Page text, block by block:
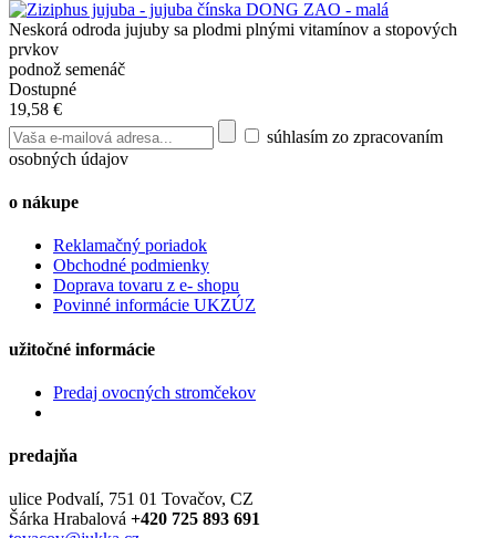
Neskorá odroda jujuby sa plodmi plnými vitamínov a stopových
prvkov
podnož semenáč
Dostupné
19,58 €
súhlasím zo zpracovaním
osobných údajov
o nákupe
Reklamačný poriadok
Obchodné podmienky
Doprava tovaru z e- shopu
Povinné informácie UKZÚZ
užitočné informácie
Predaj ovocných stromčekov
predajňa
ulice Podvalí, 751 01 Tovačov, CZ
Šárka Hrabalová +420 725 893 691